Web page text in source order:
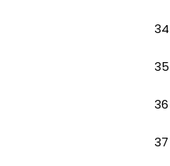
34
35
36
37